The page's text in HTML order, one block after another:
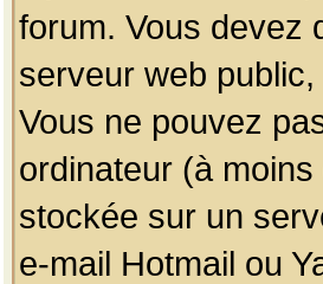
forum. Vous devez
serveur web
Vous ne pouvez
ordinateur (à
stockée sur un
e-mail Hotmail ou